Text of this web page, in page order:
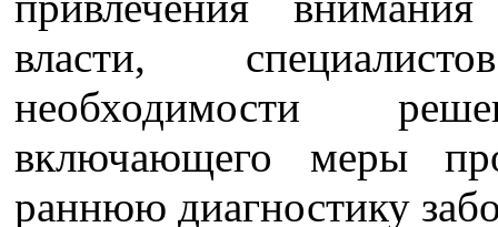
власти,
необходимости
включающего меры
раннюю диагностику